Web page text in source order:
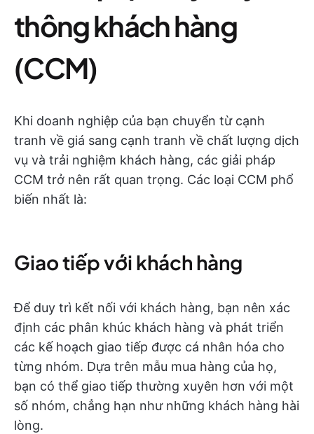
thông khách hàng
(CCM)
Khi doanh nghiệp của bạn chuyển từ cạnh
tranh về giá sang cạnh tranh về chất lượng dịch
vụ và trải nghiệm khách hàng, các giải pháp
CCM trở nên rất quan trọng. Các loại CCM phổ
biến nhất là:
Giao tiếp với khách hàng
Để duy trì kết nối với khách hàng, bạn nên xác
định các phân khúc khách hàng và phát triển
các kế hoạch giao tiếp được cá nhân hóa cho
từng nhóm. Dựa trên mẫu mua hàng của họ,
bạn có thể giao tiếp thường xuyên hơn với một
số nhóm, chẳng hạn như những khách hàng hài
lòng.